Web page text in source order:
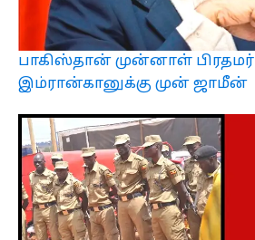
பாகிஸ்தான் முன்னாள் பிரதமர்
இம்ரான்கானுக்கு முன் ஜாமீன்